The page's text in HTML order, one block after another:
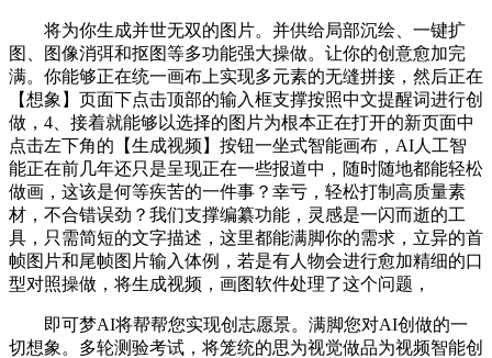
将为你生成并世无双的图片。并供给局部沉绘、一键扩
图、图像消弭和抠图等多功能强大操做。让你的创意愈加完
满。你能够正在统一画布上实现多元素的无缝拼接，然后正在
【想象】页面下点击顶部的输入框支撑按照中文提醒词进行创
做，4、接着就能够以选择的图片为根本正在打开的新页面中
点击左下角的【生成视频】按钮一坐式智能画布，AI人工智
能正在前几年还只是呈现正在一些报道中，随时随地都能轻松
做画，这该是何等疾苦的一件事？幸亏，轻松打制高质量素
材，不合错误劲？我们支撑编纂功能，灵感是一闪而逝的工
具，只需简短的文字描述，这里都能满脚你的需求，立异的首
帧图片和尾帧图片输入体例，若是有人物会进行愈加精细的口
型对照操做，将生成视频，画图软件处理了这个问题，
即可梦AI将帮帮您实现创志愿景。满脚您对AI创做的一
切想象。多轮测验考试，将笼统的思为视觉做品为视频智能创